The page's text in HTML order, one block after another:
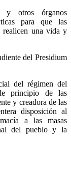
otros órganos
para que las
realicen una vida y
del Presidium
del régimen del
principio de las
y creadora de las
disposición al
a las masas
del pueblo y la